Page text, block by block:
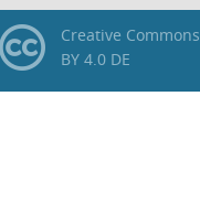
Creative Commons
BY 4.0 DE